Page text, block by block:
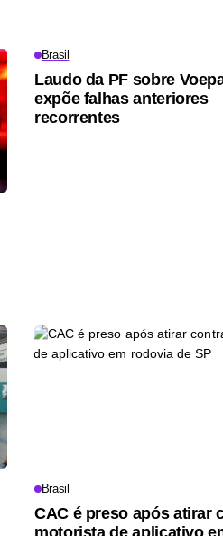
Brasil
Laudo da PF sobre
expõe falhas anteriores
recorrentes
Brasil
CAC é preso após atirar
motorista de aplicativo